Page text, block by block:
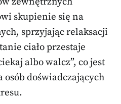
skupienie się na
sprzyjając relaksacji
ciało przestaje
albo walcz”, co jest
osób doświadczających